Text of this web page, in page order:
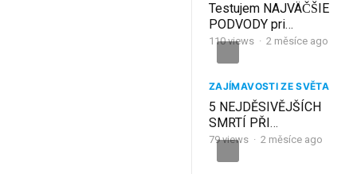
Testujem NAJVÄČŠIE
PODVODY pri
Pyramídach v Egypte!
110views · 2 měsíce ago
ZAJÍMAVOSTI ZE SVĚTA
5 NEJDĚSIVĚJŠÍCH
SMRTÍ PŘI
AUTONEHODÁCH
79views · 2 měsíce ago